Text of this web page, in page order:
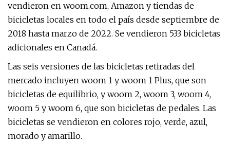
vendieron en woom.com, Amazon y tiendas de
bicicletas locales en todo el país desde septiembre de
2018 hasta marzo de 2022. Se vendieron 533 bicicletas
adicionales en Canadá.
Las seis versiones de las bicicletas retiradas del
mercado incluyen woom 1 y woom 1 Plus, que son
bicicletas de equilibrio, y woom 2, woom 3, woom 4,
woom 5 y woom 6, que son bicicletas de pedales. Las
bicicletas se vendieron en colores rojo, verde, azul,
morado y amarillo.